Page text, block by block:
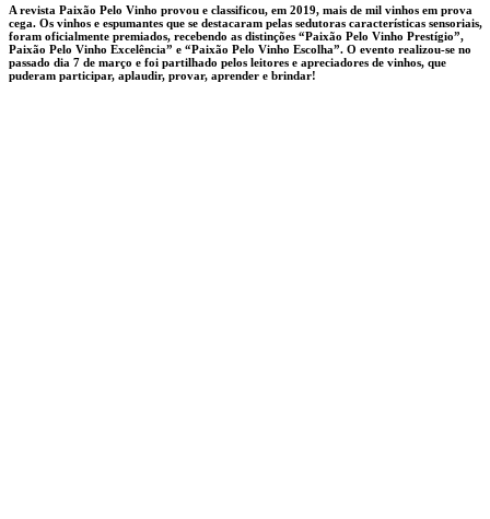
A revista Paixão Pelo Vinho provou e classificou, em 2019, mais de mil vinhos em prova
cega. Os vinhos e espumantes que se destacaram pelas sedutoras características sensoriais,
foram oficialmente premiados, recebendo as distinções “Paixão Pelo Vinho Prestígio”,
Paixão Pelo Vinho Excelência” e “Paixão Pelo Vinho Escolha”. O evento realizou-se no
passado dia 7 de março e foi partilhado pelos leitores e apreciadores de vinhos, que
puderam participar, aplaudir, provar, aprender e brindar!